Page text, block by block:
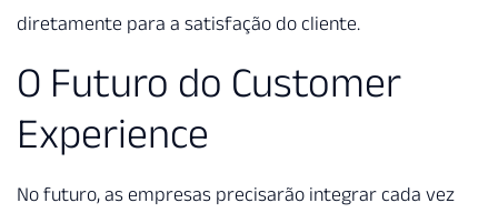
diretamente para a satisfação do cliente.
O Futuro do Customer
Experience
No futuro, as empresas precisarão integrar cada vez